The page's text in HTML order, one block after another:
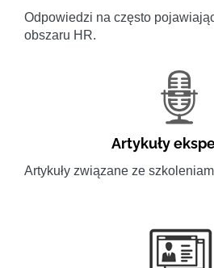
Odpowiedzi na często
obszaru HR.
Artykuły
Artykuły związane ze